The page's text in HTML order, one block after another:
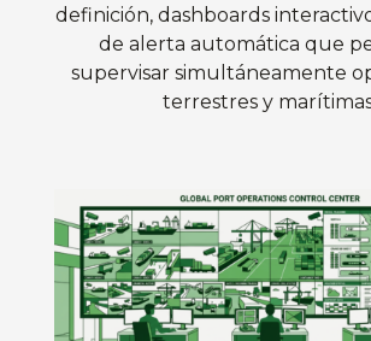
definición, dashboards
de alerta automática que
supervisar simultáneamente
terrestres y